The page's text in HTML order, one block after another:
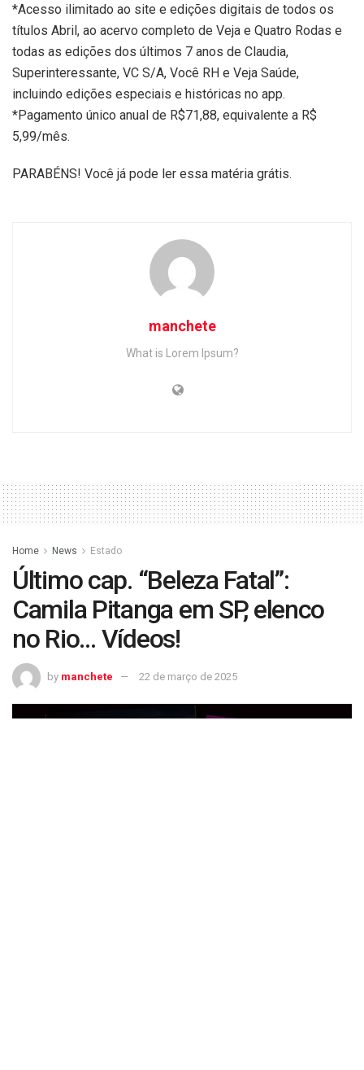
*Acesso ilimitado ao site e edições digitais de todos os
títulos Abril, ao acervo completo de Veja e Quatro Rodas e
todas as edições dos últimos 7 anos de Claudia,
Superinteressante, VC S/A, Você RH e Veja Saúde,
incluindo edições especiais e históricas no app.
*Pagamento único anual de R$71,88, equivalente a R$
5,99/mês.
PARABÉNS! Você já pode ler essa matéria grátis.
manchete
What is Lorem Ipsum?
Home News Estado
Último cap. “Beleza Fatal”:
Camila Pitanga em SP, elenco
no Rio… Vídeos!
by manchete 22 de março de 2025